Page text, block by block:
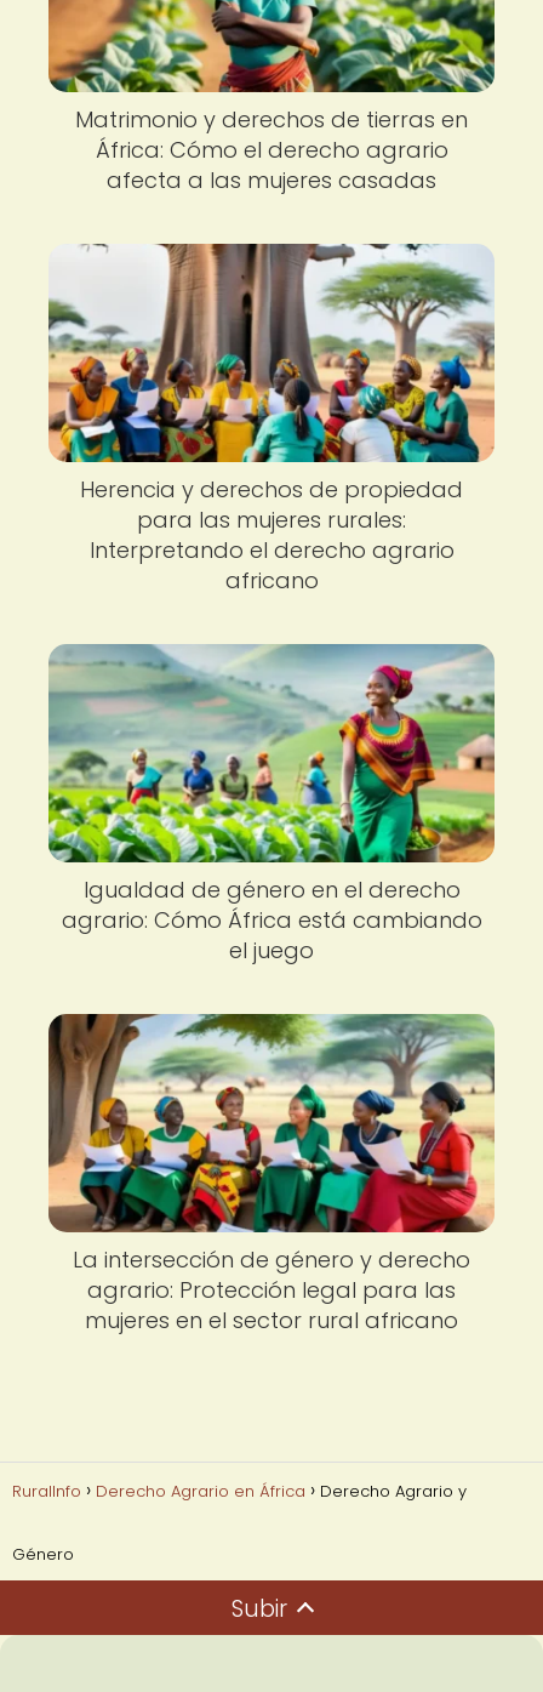
Matrimonio y derechos de tierras en
África: Cómo el derecho agrario
afecta a las mujeres casadas
Herencia y derechos de propiedad
para las mujeres rurales:
Interpretando el derecho agrario
africano
Igualdad de género en el derecho
agrario: Cómo África está cambiando
el juego
La intersección de género y derecho
agrario: Protección legal para las
mujeres en el sector rural africano
RuralInfo Derecho Agrario en África Derecho Agrario y
Género
Subir